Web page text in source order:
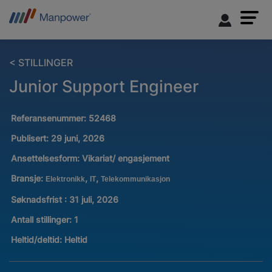
< STILLINGER
Junior Support Engineer
Referansenummer: 52468
Publisert: 29 juni, 2026
Ansettelsesform: Vikariat/ engasjement
Bransje: Elektronikk, IT, Telekommunikasjon
Søknadsfrist : 31 juli, 2026
Antall stillinger: 1
Heltid/deltid: Heltid